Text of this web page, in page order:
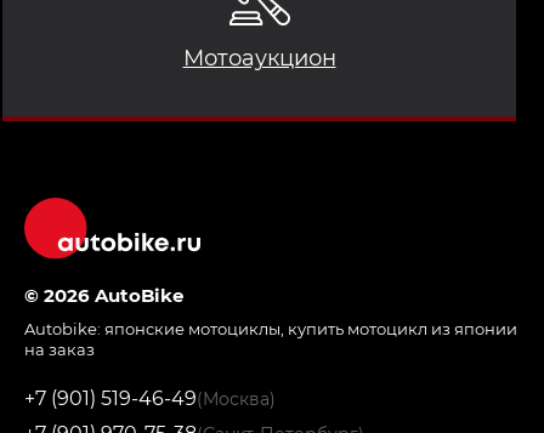
Мотоаукцион
© 2026 AutoBike
Autobike: японские мотоциклы купить мотоцикл из японии
на заказ
+7 (901) 519-46-49(Москва)